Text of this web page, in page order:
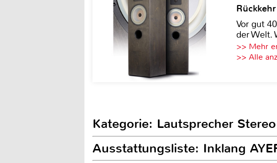
Vor gut
der Welt.
>> Mehr
>> Alle
Kategorie: Lautsprecher Stereo
Ausstattungsliste: Inklang